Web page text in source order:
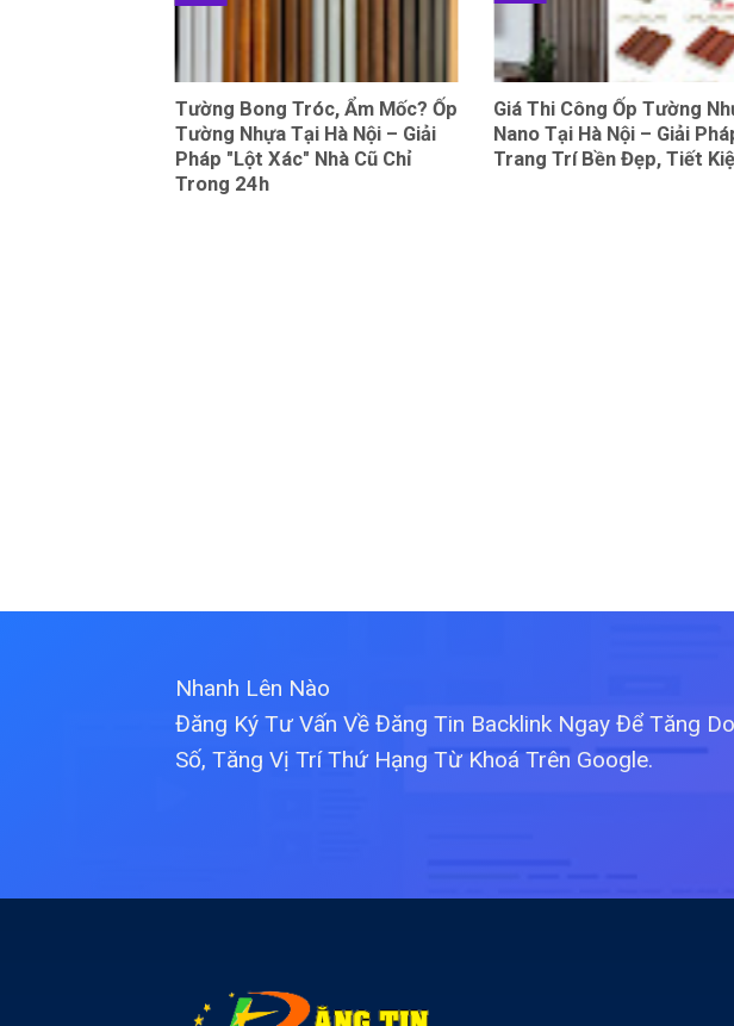
Tường Bong Tróc, Ẩm Mốc? Ốp
Tường Nhựa Tại Hà Nội – Giải
Pháp "Lột Xác" Nhà Cũ Chỉ
Trong 24h
Giá Thi Công Ốp Tường
Nano Tại Hà Nội – Giải
Trang Trí Bền Đẹp, Tiết
Nhanh Lên Nào
Đăng Ký Tư Vấn Về Đăng Tin Backlink Ngay Để Tăng
Số, Tăng Vị Trí Thứ Hạng Từ Khoá Trên Google.